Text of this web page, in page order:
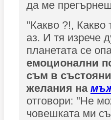
да ме
"Какво ?!, Какво
аз. И тя изрече
планетата се
емоционални
съм в
желания на
отговори: "Не
човешката ми